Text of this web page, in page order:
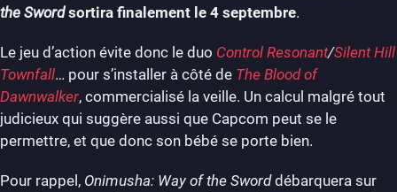
the Swordsortira finalement le 4 septembre.
Le jeu d’action évite donc le duo Control Resonant/Silent Hill
Townfall… pour s’installer à côté de The Blood of
Dawnwalker, commercialisé la veille. Un calcul malgré tout
judicieux qui suggère aussi que Capcom peut se le
permettre, et que donc son bébé se porte bien.
Pour rappel, Onimusha: Way of the Sworddébarquera sur